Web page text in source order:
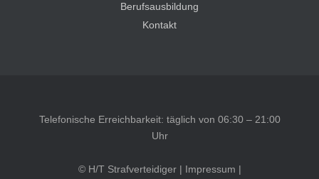
Berufsausbildung
Kontakt
Telefonische Erreichbarkeit: täglich von 06:30 – 21:00
Uhr
© H/T Strafverteidiger | Impressum |